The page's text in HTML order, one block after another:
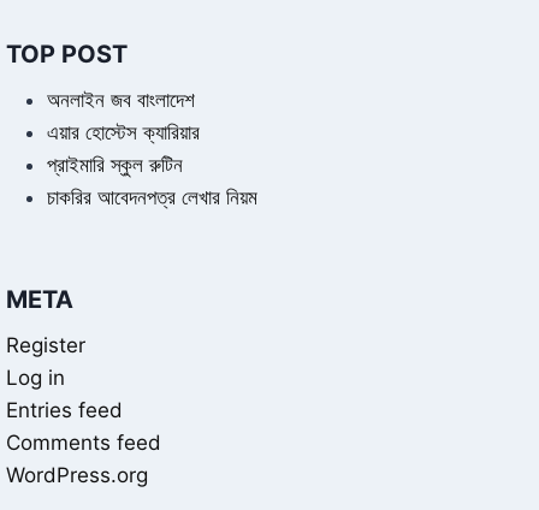
TOP POST
অনলাইন জব বাংলাদেশ
এয়ার হোস্টেস ক্যারিয়ার
প্রাইমারি স্কুল রুটিন
চাকরির আবেদনপত্র লেখার নিয়ম
META
Register
Log in
Entries feed
Comments feed
WordPress.org